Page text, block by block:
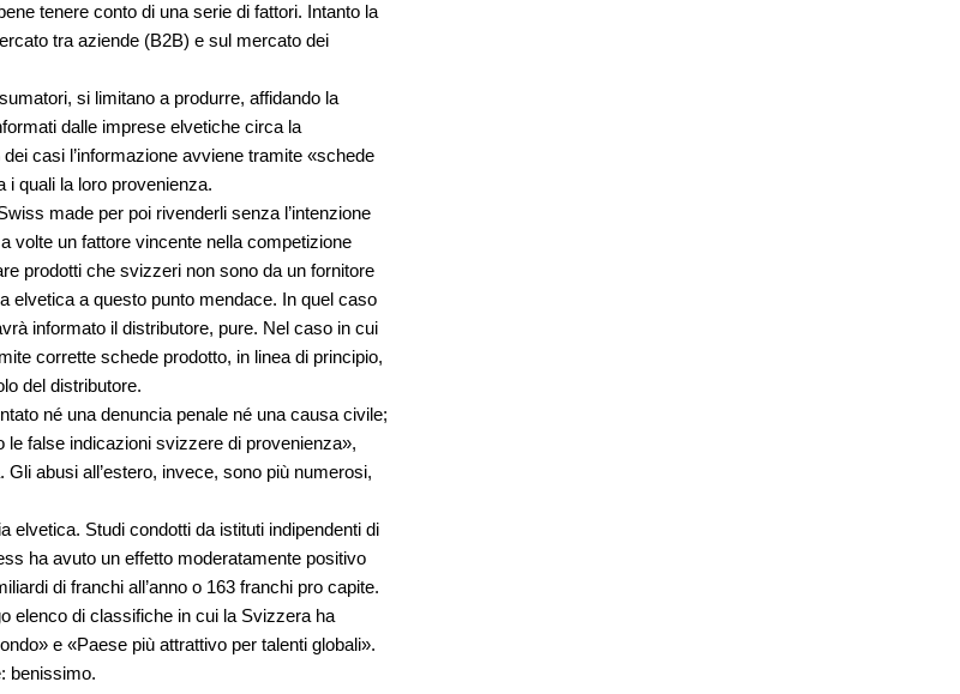
tenere conto di una serie di fattori. Intanto la
tra aziende (B2B) e sul mercato dei
si limitano a produrre, affidando la
dalle imprese elvetiche circa la
casi l’informazione avviene tramite «schede
i quali la loro provenienza.
made per poi rivenderli senza l’intenzione
volte un fattore vincente nella competizione
prodotti che svizzeri non sono da un fornitore
elvetica a questo punto mendace. In quel caso
informato il distributore, pure. Nel caso in cui
corrette schede prodotto, in linea di principio,
del distributore.
né una denuncia penale né una causa civile;
le false indicazioni svizzere di provenienza»,
abusi all’estero, invece, sono più numerosi,
elvetica. Studi condotti da istituti indipendenti di
ha avuto un effetto moderatamente positivo
di franchi all’anno o 163 franchi pro capite.
elenco di classifiche in cui la Svizzera ha
e «Paese più attrattivo per talenti globali».
benissimo.